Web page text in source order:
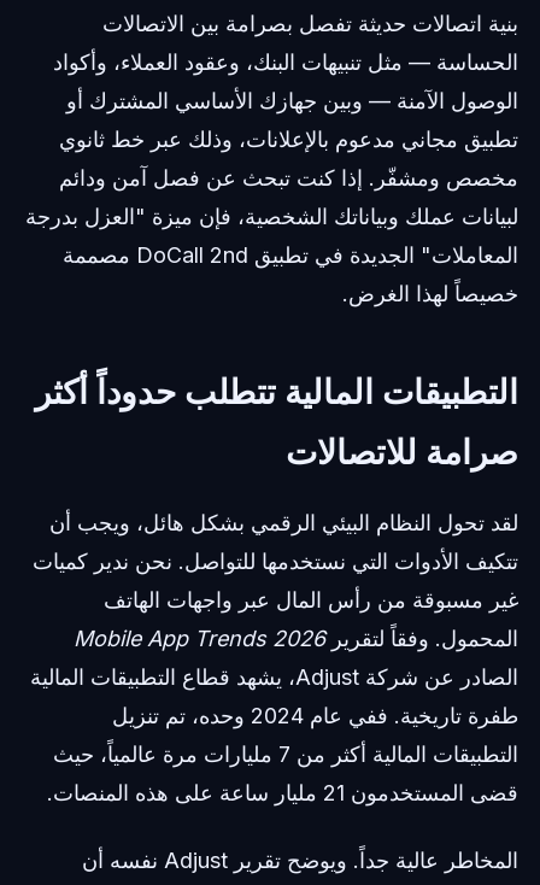
بنية اتصالات حديثة تفصل بصرامة بين الاتصالات
الحساسة — مثل تنبيهات البنك، وعقود العملاء، وأكواد
الوصول الآمنة — وبين جهازك الأساسي المشترك أو
تطبيق مجاني مدعوم بالإعلانات، وذلك عبر خط ثانوي
مخصص ومشفّر. إذا كنت تبحث عن فصل آمن ودائم
لبيانات عملك وبياناتك الشخصية، فإن ميزة "العزل بدرجة
المعاملات" الجديدة في تطبيق DoCall 2nd مصممة
خصيصاً لهذا الغرض.
التطبيقات المالية تتطلب حدوداً أكثر
صرامة للاتصالات
لقد تحول النظام البيئي الرقمي بشكل هائل، ويجب أن
تتكيف الأدوات التي نستخدمها للتواصل. نحن ندير كميات
غير مسبوقة من رأس المال عبر واجهات الهاتف
المحمول. وفقاً لتقريرMobile App Trends 2026
الصادر عن شركة Adjust، يشهد قطاع التطبيقات المالية
طفرة تاريخية. ففي عام 2024 وحده، تم تنزيل
التطبيقات المالية أكثر من 7 مليارات مرة عالمياً، حيث
قضى المستخدمون 21 مليار ساعة على هذه المنصات.
المخاطر عالية جداً. ويوضح تقرير Adjust نفسه أن